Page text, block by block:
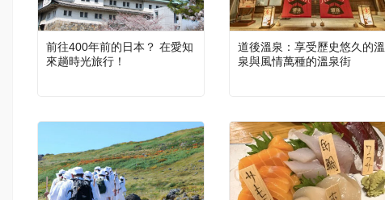
前往400年前的日本？ 在愛知
來趟時光旅行！
道後溫泉：享受歷史悠久的溫
泉與風情萬種的溫泉街